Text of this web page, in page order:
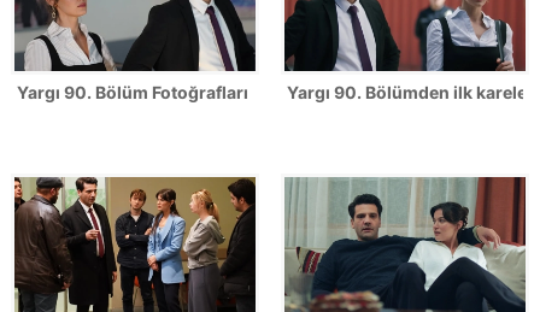
Yargı 90. Bölüm Fotoğrafları Yargı 90. Bölümden ilk kareler!